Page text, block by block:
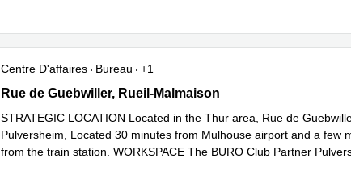
Centre D'affaires Bureau
+1
Route de Guebwiller , Rueil-Malmaison
Rue de Guebwiller, Rueil-Malmaison
STRATEGIC LOCATION Located in the Thur area, Rue de
Pulversheim, Located 30 minutes from Mulhouse airport and a few
from the train station. WORKSPACE The BURO Club Partner